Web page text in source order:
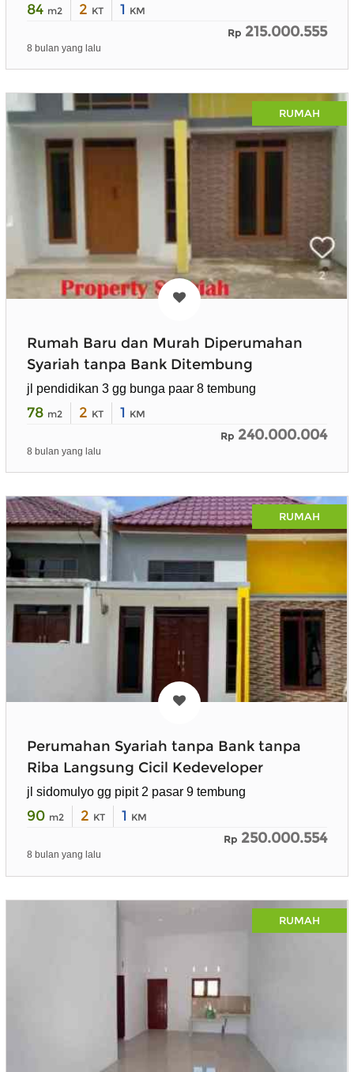
84 m2 2 KT 1 KM
Rp 215.000.555
8 bulan yang lalu
RUMAH
Rumah Baru dan Murah Diperumahan
Syariah tanpa Bank Ditembung
jl pendidikan 3 gg bunga paar 8 tembung
78 m2 2 KT 1 KM
Rp 240.000.004
8 bulan yang lalu
RUMAH
Perumahan Syariah tanpa Bank tanpa
Riba Langsung Cicil Kedeveloper
jl sidomulyo gg pipit 2 pasar 9 tembung
90 m2 2 KT 1 KM
Rp 250.000.554
8 bulan yang lalu
RUMAH